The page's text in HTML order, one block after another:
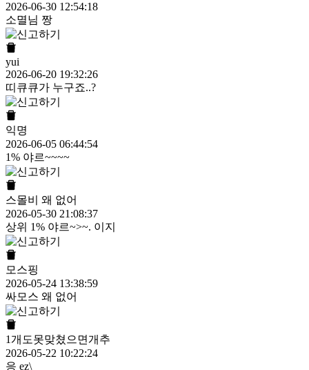
2026-06-30 12:54:18
소멸님 짱
yui
2026-06-20 19:32:26
띠큐큐가 누구죠..?
익명
2026-06-05 06:44:54
1% 야르~~~~
스몰비 왜 없어
2026-05-30 21:08:37
상위 1% 야르~>~. 이지
모스핑
2026-05-24 13:38:59
싸모스 왜 없어
1개도못맞쳤으면개추
2026-05-22 10:22:24
응 ez\